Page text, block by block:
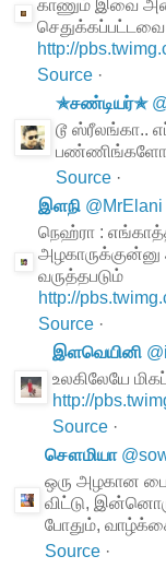
காணும் இவை
செதுக்கப்பட்டவை
http://
Source ·
✯சண்டியர்✯
டூ ஸ்ரீலங்கா..
பண்ணிங்களோ
Source ·
இளநி @MrElani
நெஹ்ரா :
அழகாருக்குன்னு
வருத்தபடும்
http://
Source ·
இளவெயினி @
உலகிலேயே
http://
Source ·
சௌமியா @
ஒரு அழகான
விட்டு,
போதும், வாழ்க்கை
Source ·